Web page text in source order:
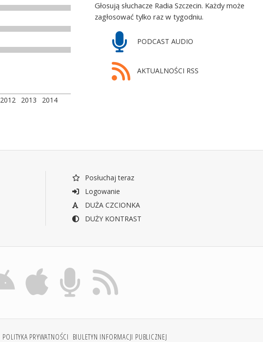
2012 2013
2014
Głosują słuchacze Radia Szczecin. Każdy może
zagłosować tylko raz w tygodniu.
PODCAST AUDIO
AKTUALNOŚCI RSS
Posłuchaj teraz
Logowanie
DUŻA CZCIONKA
DUŻY KONTRAST
POLITYKA PRYWATNOŚCI BIULETYN INFORMACJI PUBLICZNEJ